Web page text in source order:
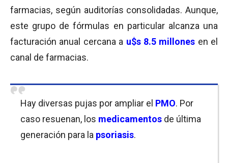
farmacias, según auditorías consolidadas. Aunque,
este grupo de fórmulas en particular alcanza una
facturación anual cercana a u$s 8.5 millones en el
canal de farmacias.
Hay diversas pujas por ampliar el PMO. Por
caso resuenan, los medicamentos de última
generación para la psoriasis.